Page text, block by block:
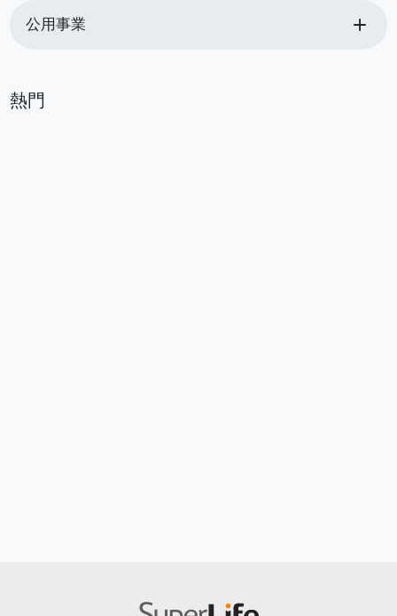
公用事業 add
熱門